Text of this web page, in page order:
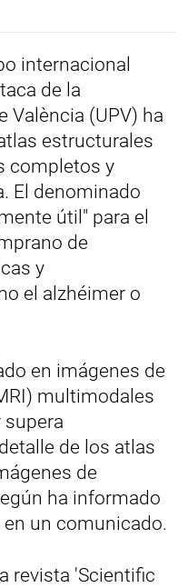
internacional
de la
València (UPV) ha
estructurales
completos y
El denominado
útil" para el
de
y
el alzhéimer o
en imágenes de
multimodales
supera
de los atlas
de
ha informado
un comunicado.
revista 'Scientific